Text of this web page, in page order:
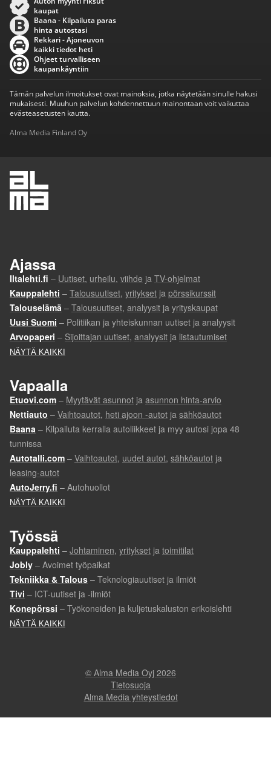
kaupat
Baana - Kilpailuta paras
hinta autostasi
Rekkari - Ajoneuvon
kaikki tiedot heti
Ohjeet turvalliseen
kaupankäyntiin
Tämän palvelun ilmoitukset ovat mainoksia, jotka näytetään sinulle hakusi
mukaisesti. Muuhun palvelun kohdennettuun mainontaan voit vaikuttaa
evästeasetusten kautta.
Alma Media Finland Oy